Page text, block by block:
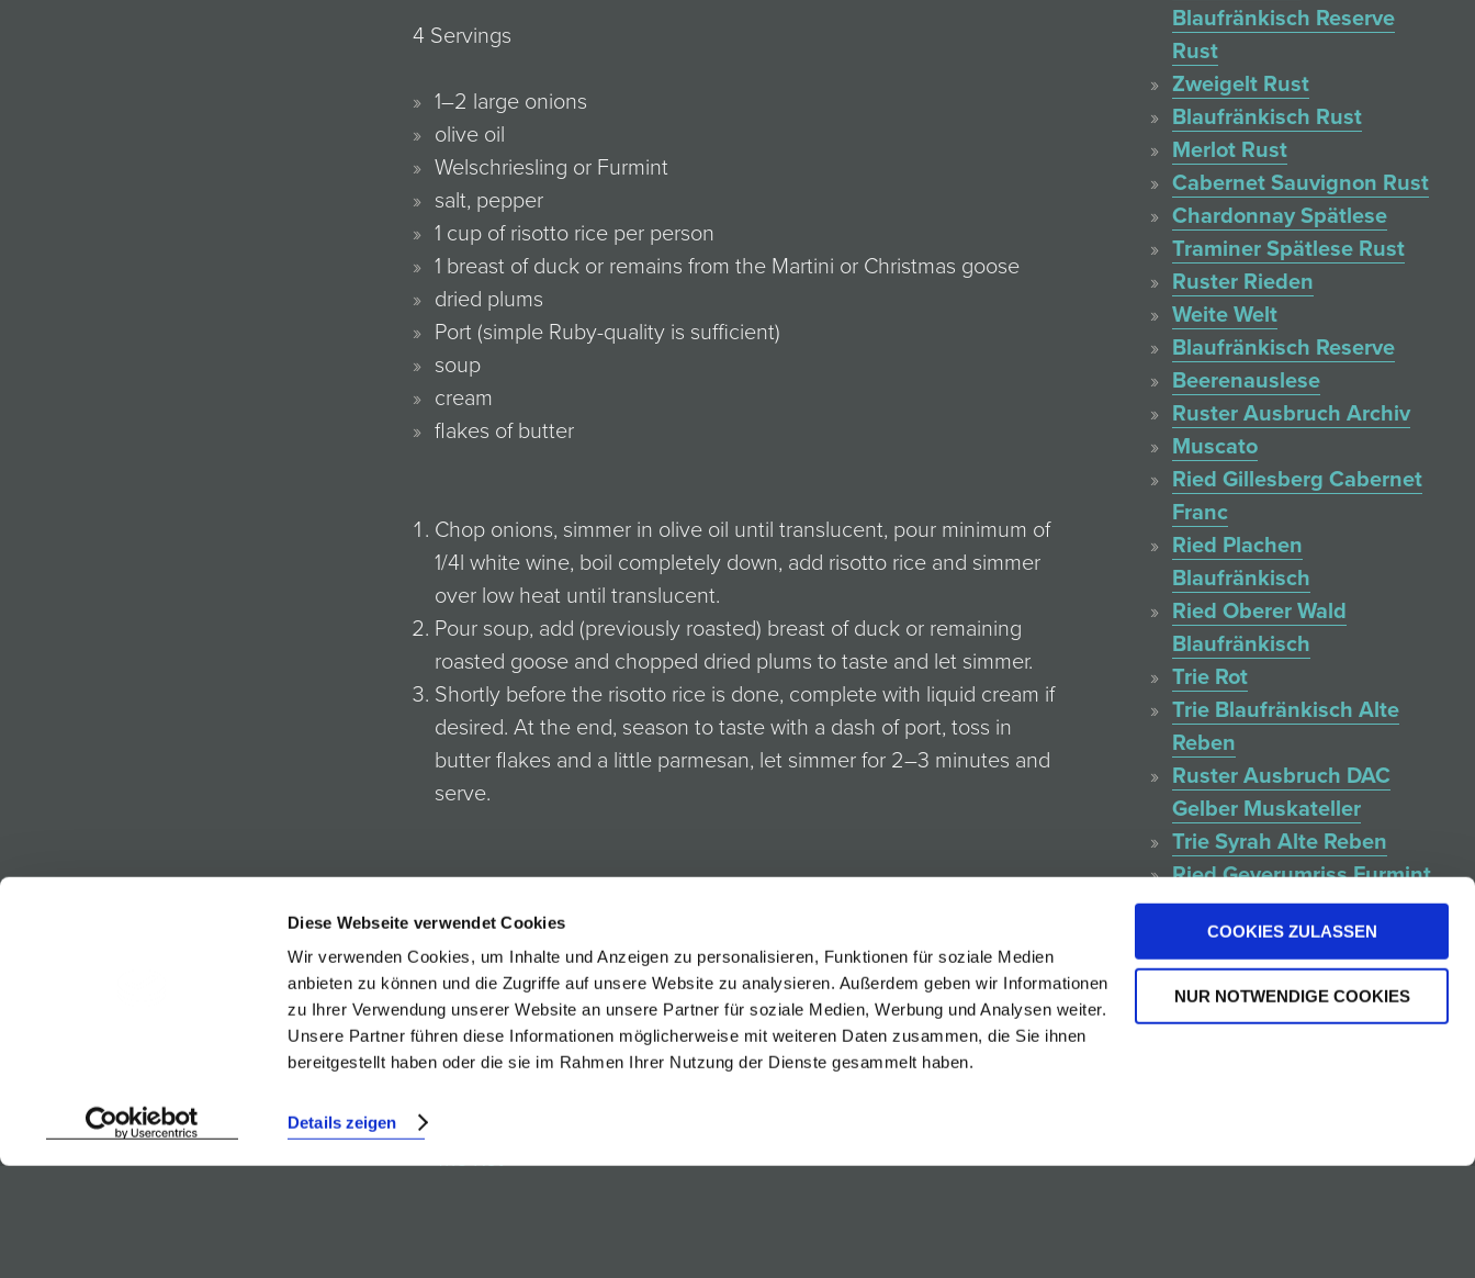
Diese Webseite verwendet Cookies
Wir verwenden Cookies, um Inhalte und Anzeigen zu personalisieren, Funktionen für soziale Medien
anbieten zu können und die Zugriffe auf unsere Website zu analysieren. Außerdem geben wir Informationen
zu Ihrer Verwendung unserer Website an unsere Partner für soziale Medien, Werbung und Analysen weiter.
Unsere Partner führen diese Informationen möglicherweise mit weiteren Daten zusammen, die Sie ihnen
bereitgestellt haben oder die sie im Rahmen Ihrer Nutzung der Dienste gesammelt haben.
Details zeigen
COOKIES ZULASSEN
NUR NOTWENDIGE COOKIES
4 Servings
1–2 large onions
olive oil
Welschriesling or Furmint
salt, pepper
1 cup of risotto rice per person
1 breast of duck or remains from the Martini or Christmas goose
dried plums
Port (simple Ruby-quality is sufficient)
soup
cream
flakes of butter
Chop onions, simmer in olive oil until translucent, pour minimum of
1/4l white wine, boil completely down, add risotto rice and simmer
over low heat until translucent.
Pour soup, add (previously roasted) breast of duck or remaining
roasted goose and chopped dried plums to taste and let simmer.
Shortly before the risotto rice is done, complete with liquid cream if
desired. At the end, season to taste with a dash of port, toss in
butter flakes and a little parmesan, let simmer for 2–3 minutes and
serve.
Reserve or Shiraz.
Trie Rot
Blaufränkisch Reserve
Rust
Zweigelt Rust
Blaufränkisch Rust
Merlot Rust
Cabernet Sauvignon Rust
Chardonnay Spätlese
Traminer Spätlese Rust
Ruster Rieden
Weite Welt
Blaufränkisch Reserve
Beerenauslese
Ruster Ausbruch Archiv
Muscato
Ried Gillesberg Cabernet
Franc
Ried Plachen
Blaufränkisch
Ried Oberer Wald
Blaufränkisch
Trie Rot
Trie Blaufränkisch Alte
Reben
Ruster Ausbruch DAC
Gelber Muskateller
Trie Syrah Alte Reben
Ried Geyerumriss Furmint
Ruster Ausbruch DAC
Leithaberg DAC
Blaufränkisch
Rosa Rust